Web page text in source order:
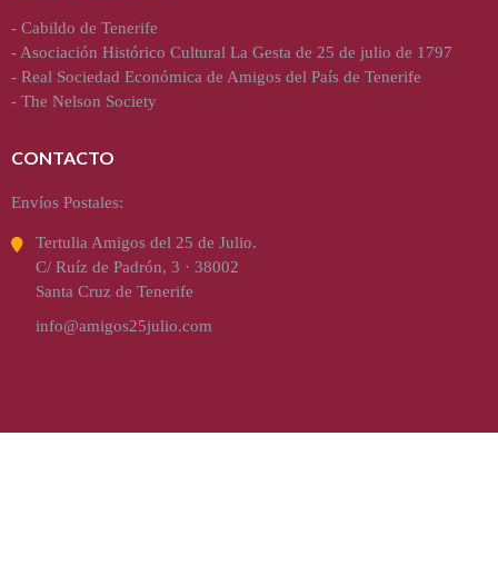
- Cabildo de Tenerife
- Asociación Histórico Cultural La Gesta de 25 de julio de 1797
- Real Sociedad Económica de Amigos del País de Tenerife
- The Nelson Society
CONTACTO
Envíos Postales:
Tertulia Amigos del 25 de Julio.
C/ Ruíz de Padrón, 3 · 38002
Santa Cruz de Tenerife
info@amigos25julio.com